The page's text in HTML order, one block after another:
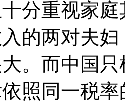
分重视家
的两对夫
。而中国
照同一税